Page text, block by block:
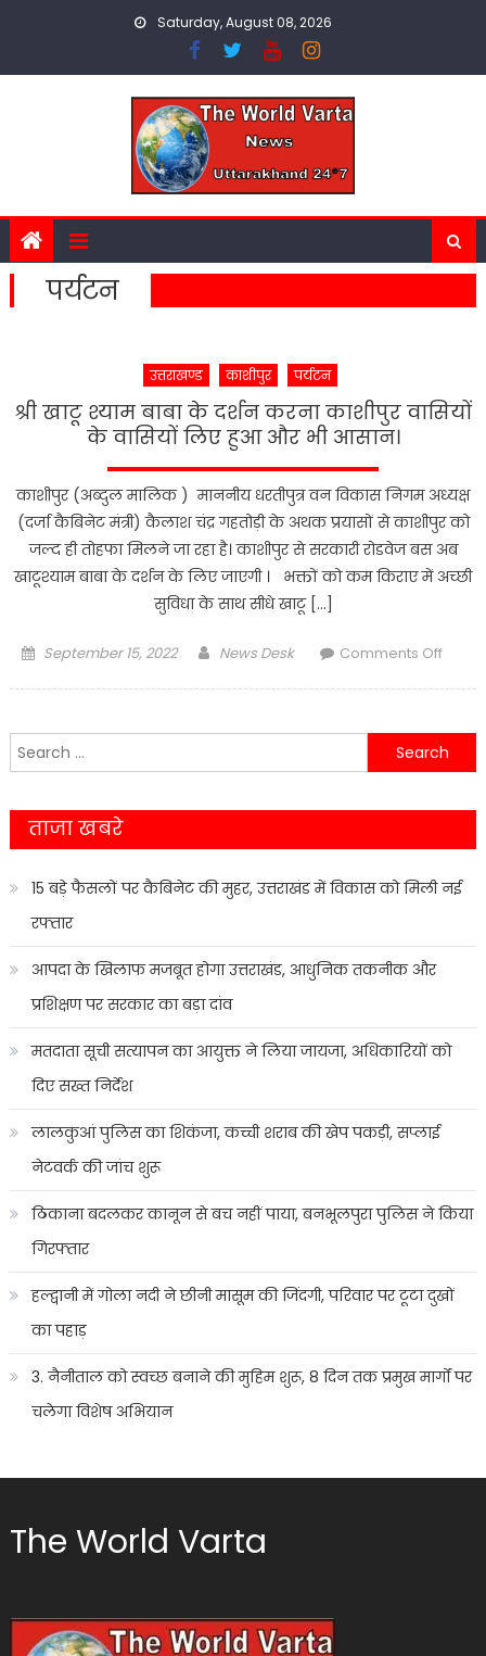
Saturday, August 08, 2026
पर्यटन
उत्तराखण्ड काशीपुर पर्यटन
श्री खाटू श्याम बाबा के दर्शन करना काशीपुर वासियों
के वासियों लिए हुआ और भी आसान।
काशीपुर (अब्दुल मालिक ) माननीय धरतीपुत्र वन विकास निगम अध्यक्ष
(दर्जा कैबिनेट मंत्री) कैलाश चंद्र गहतोड़ी के अथक प्रयासों से काशीपुर को
जल्द ही तोहफा मिलने जा रहा है। काशीपुर से सरकारी रोडवेज बस अब
खाटूश्याम बाबा के दर्शन के लिए जाएगी । भक्तों को कम किराए में अच्छी
सुविधा के साथ सीधे खाटू […]
Posted
September 15, 2022 Author
News Desk Comments Offon
बाबा
के
वासियों
के
लिए
भी
आसान।
Search
for:
ताजा खबरे
15 बड़े फैसलों पर कैबिनेट की मुहर, उत्तराखंड में विकास को मिली नई
रफ्तार
आपदा के खिलाफ मजबूत होगा उत्तराखंड, आधुनिक तकनीक और
प्रशिक्षण पर सरकार का बड़ा दांव
मतदाता सूची सत्यापन का आयुक्त ने लिया जायजा, अधिकारियों को
दिए सख्त निर्देश
लालकुआं पुलिस का शिकंजा, कच्ची शराब की खेप पकड़ी, सप्लाई
नेटवर्क की जांच शुरू
ठिकाना बदलकर कानून से बच नहीं पाया, बनभूलपुरा पुलिस ने किया
गिरफ्तार
हल्द्वानी में गोला नदी ने छीनी मासूम की जिंदगी, परिवार पर टूटा दुखों
का पहाड़
3. नैनीताल को स्वच्छ बनाने की मुहिम शुरू, 8 दिन तक प्रमुख मार्गों पर
चलेगा विशेष अभियान
The World Varta